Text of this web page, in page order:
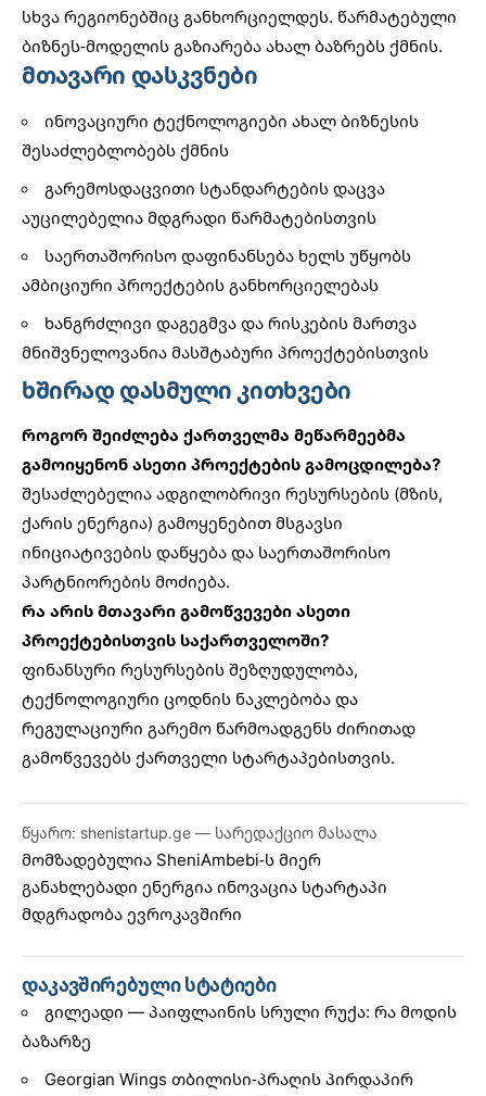
სხვა რეგიონებშიც განხორციელდეს. წარმატებული
ბიზნეს-მოდელის გაზიარება ახალ ბაზრებს ქმნის.
მთავარი დასკვნები
ინოვაციური ტექნოლოგიები ახალ ბიზნესის
შესაძლებლობებს ქმნის
გარემოსდაცვითი სტანდარტების დაცვა
აუცილებელია მდგრადი წარმატებისთვის
საერთაშორისო დაფინანსება ხელს უწყობს
ამბიციური პროექტების განხორციელებას
ხანგრძლივი დაგეგმვა და რისკების მართვა
მნიშვნელოვანია მასშტაბური პროექტებისთვის
ხშირად დასმული კითხვები
როგორ შეიძლება ქართველმა მეწარმეებმა
გამოიყენონ ასეთი პროექტების გამოცდილება?
შესაძლებელია ადგილობრივი რესურსების (მზის,
ქარის ენერგია) გამოყენებით მსგავსი
ინიციატივების დაწყება და საერთაშორისო
პარტნიორების მოძიება.
რა არის მთავარი გამოწვევები ასეთი
პროექტებისთვის საქართველოში?
ფინანსური რესურსების შეზღუდულობა,
ტექნოლოგიური ცოდნის ნაკლებობა და
რეგულაციური გარემო წარმოადგენს ძირითად
გამოწვევებს ქართველი სტარტაპებისთვის.
წყარო: shenistartup.ge — სარედაქციო მასალა
მომზადებულია SheniAmbebi-ს მიერ
განახლებადი ენერგია ინოვაცია სტარტაპი
მდგრადობა ევროკავშირი
დაკავშირებული სტატიები
გილეადი — პაიფლაინის სრული რუქა: რა მოდის
ბაზარზე
Georgian Wings თბილისი-პრაღის პირდაპირ